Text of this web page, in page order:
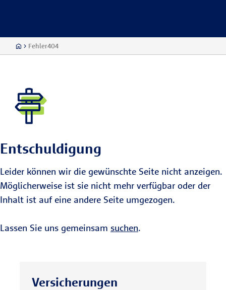
Fehler404
Entschuldigung
Leider können wir die gewünschte Seite nicht anzeigen.
Möglicherweise ist sie nicht mehr verfügbar oder der
Inhalt ist auf eine andere Seite umgezogen.
Lassen Sie uns gemeinsam suchen.
Versicherungen